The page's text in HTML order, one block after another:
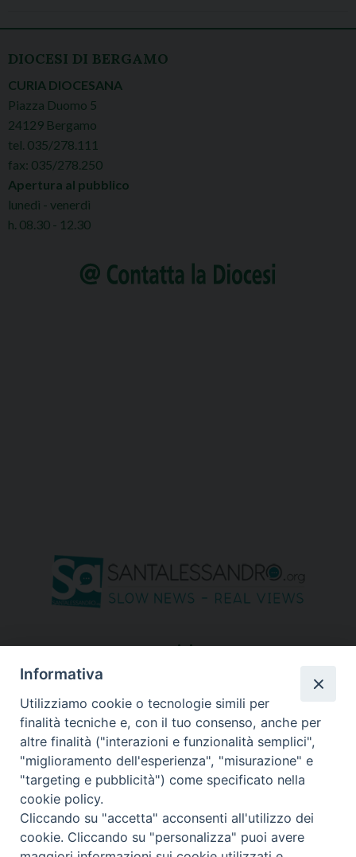
DIOCESI DI BERGAMO
CURIA DIOCESANA
Piazza Duomo 5
24129 Bergamo
tel. 035/278.111
fax: 035/278.250
Apertura al pubblico
lunedì - venerdì
h. 08.30 - 12.30
seguici su
Informativa
Utilizziamo cookie o tecnologie simili per
finalità tecniche e, con il tuo consenso, anche per
altre finalità ("interazioni e funzionalità semplici",
"miglioramento dell'esperienza", "misurazione" e
"targeting e pubblicità") come specificato nella
cookie policy.
Cliccando su "accetta" acconsenti all'utilizzo dei
cookie. Cliccando su "personalizza" puoi avere